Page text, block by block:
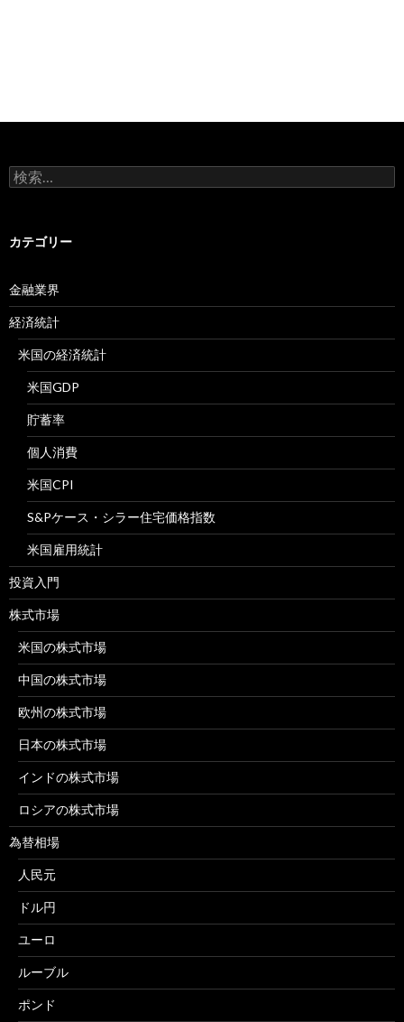
検
索:
カテゴリー
金融業界
経済統計
米国の経済統計
米国GDP
貯蓄率
個人消費
米国CPI
S&Pケース・シラー住宅価格指数
米国雇用統計
投資入門
株式市場
米国の株式市場
中国の株式市場
欧州の株式市場
日本の株式市場
インドの株式市場
ロシアの株式市場
為替相場
人民元
ドル円
ユーロ
ルーブル
ポンド